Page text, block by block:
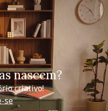
nascem?
criativo!
se